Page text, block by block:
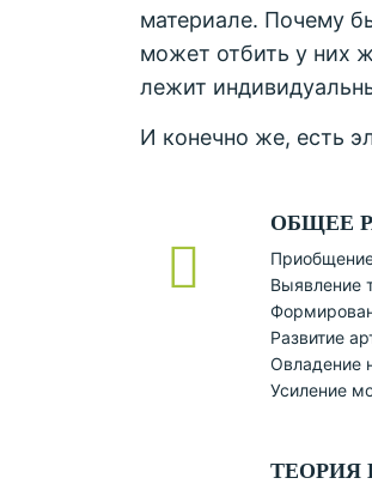
материале. Почему
может отбить у них
лежит
И конечно же, есть
ОБЩЕЕ
Выявление
Развитие
Овладение
Усиление